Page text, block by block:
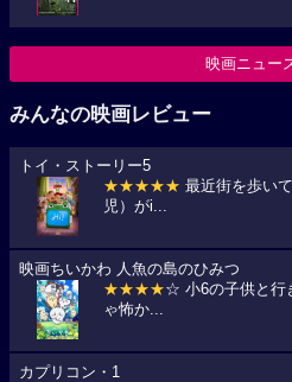
映画ニュー
みんなの映画レビュー
トイ・ストーリー5
★★★★★ 最近街を歩い
児）がi...
映画ちいかわ 人魚の島のひみつ
★★★★☆ 小6の子供と行
ゃ怖か...
カプリコン・1